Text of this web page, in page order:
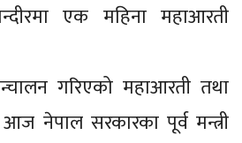
एक महिना महाआरती
गरिएको महाआरती तथा
नेपाल सरकारका पूर्व मन्त्री